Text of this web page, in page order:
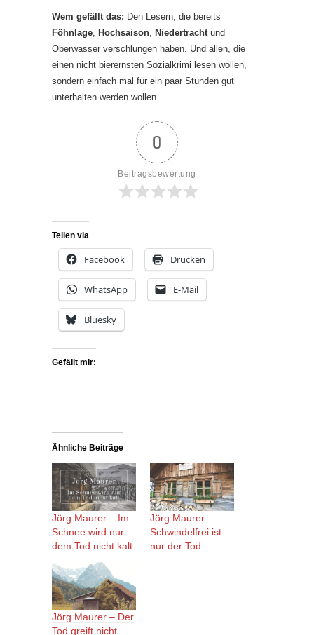
Wem gefällt das: Den Lesern, die bereits
Föhnlage, Hochsaison, Niedertracht und
Oberwasser verschlungen haben. Und allen, die
einen nicht bierernsten Sozialkrimi lesen wollen,
sondern einfach mal für ein paar Stunden gut
unterhalten werden wollen.
0
Beitragsbewertung
Teilen via
Facebook Drucken
WhatsApp E-Mail
Bluesky
Gefällt mir:
Ähnliche Beiträge
Jörg Maurer – Im
Schnee wird nur
dem Tod nicht kalt
Jörg Maurer –
Schwindelfrei ist
nur der Tod
Jörg Maurer – Der
Tod greift nicht